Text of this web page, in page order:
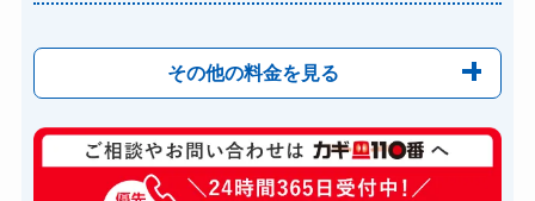
その他の料金を見る
玄関カギ修理 6,600円～(税込)